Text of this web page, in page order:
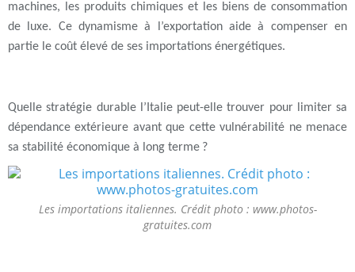
machines, les produits chimiques et les biens de consommation
de luxe. Ce dynamisme à l’exportation aide à compenser en
partie le coût élevé de ses importations énergétiques.
Quelle stratégie durable l’Italie peut-elle trouver pour limiter sa
dépendance extérieure avant que cette vulnérabilité ne menace
sa stabilité économique à long terme ?
Les importations italiennes. Crédit photo : www.photos-
gratuites.com